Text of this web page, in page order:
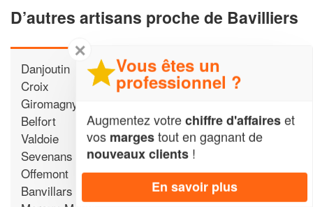
D’autres artisans proche de Bavilliers
Danjoutin
Croix
Giromagny
Belfort
Valdoie
Sevenans
Offemont
Banvillars
✕
Vous êtes un
professionnel ?
Augmentez votrechiffre d'affaireset
vos margestout en gagnant de
nouveaux clients !
En savoir plus